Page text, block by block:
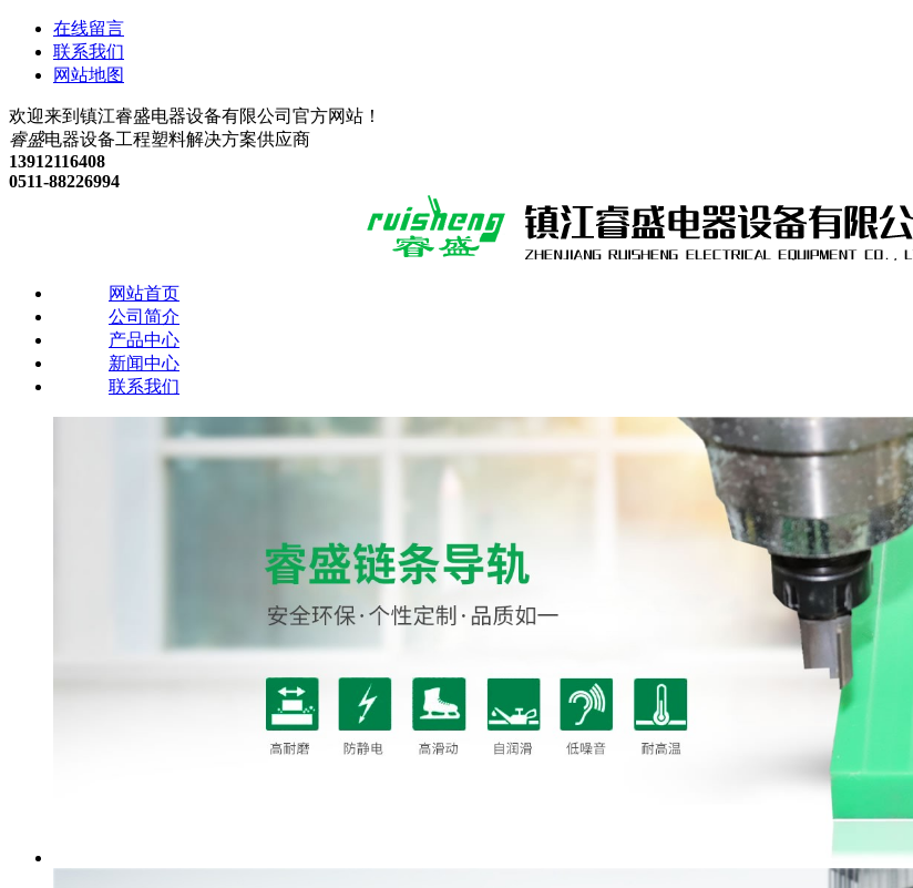
在线留言
联系我们
网站地图
欢迎来到镇江睿盛电器设备有限公司官方网站！
睿盛电器设备工程塑料解决方案供应商
13912116408
0511-88226994
网站首页
公司简介
产品中心
新闻中心
联系我们